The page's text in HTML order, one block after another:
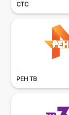
СТС
РЕН ТВ